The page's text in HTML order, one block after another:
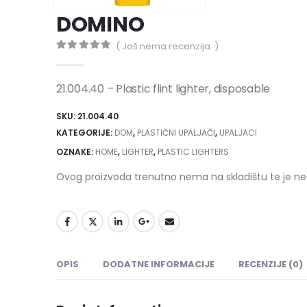
DOMINO
( Još nema recenzija. )
21.004.40 – Plastic flint lighter, disposable
SKU: 21.004.40
KATEGORIJE: DOM, PLASTIČNI UPALJAČI, UPALJACI
OZNAKE: HOME, LIGHTER, PLASTIC LIGHTERS
Ovog proizvoda trenutno nema na skladištu te je
OPIS DODATNE INFORMACIJE RECENZIJE (0)